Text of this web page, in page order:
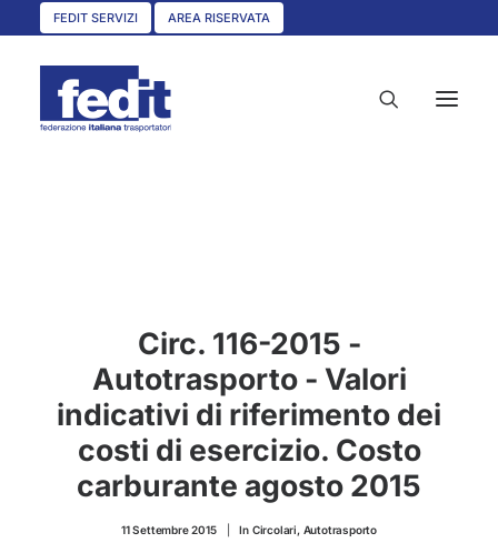
FEDIT SERVIZI AREA RISERVATA
UNISCITI A NOI
CONVENZIONI
ASSOCIAZIONI TERRITORIALI
Circ. 116-2015 -
Autotrasporto - Valori
indicativi di riferimento dei
costi di esercizio. Costo
carburante agosto 2015
11 Settembre 2015 In Circolari, Autotrasporto